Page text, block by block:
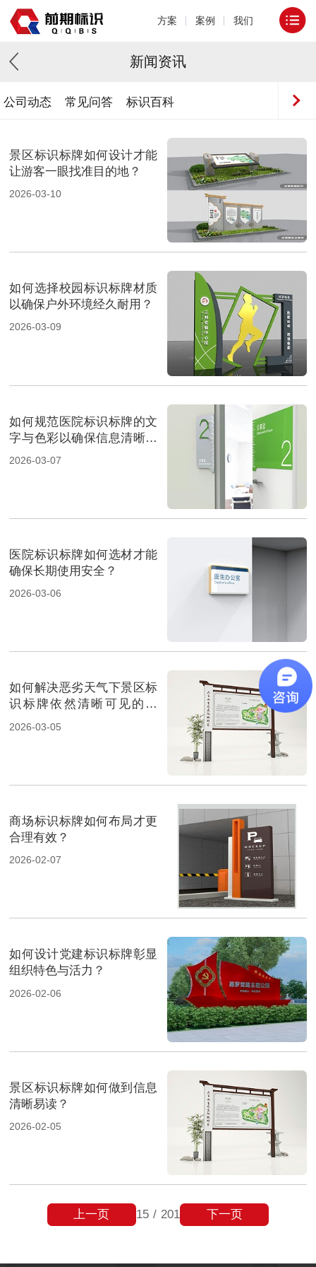
方案 案例 我们
新闻资讯
公司动态 常见问答 标识百科
景区标识标牌如何设计才能
让游客一眼找准目的地？
2026-03-10
如何选择校园标识标牌材质
以确保户外环境经久耐用？
2026-03-09
如何规范医院标识标牌的文
字与色彩以确保信息清晰传
达？
2026-03-07
医院标识标牌如何选材才能
确保长期使用安全？
2026-03-06
如何解决恶劣天气下景区标
识标牌依然清晰可见的问
题？
2026-03-05
商场标识标牌如何布局才更
合理有效？
2026-02-07
如何设计党建标识标牌彰显
组织特色与活力？
2026-02-06
景区标识标牌如何做到信息
清晰易读？
2026-02-05
15 / 201
上一页 下一页